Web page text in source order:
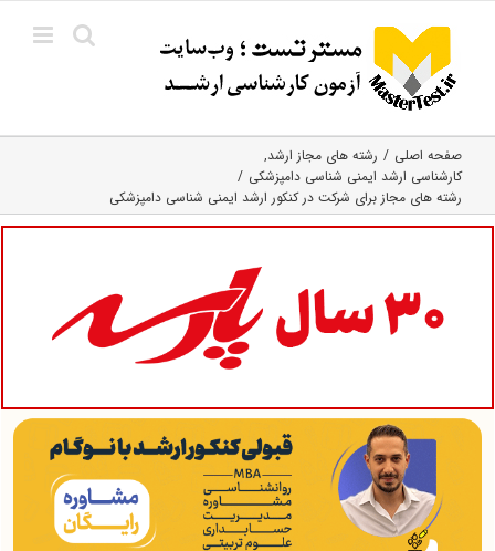
content
صفحه اصلی
رشته های مجاز ارشد
کارشناسی ارشد ایمنی‌ شناسی دامپزشکی
رشته های مجاز برای شرکت در کنکور ارشد ایمنی‌ شناسی دامپزشکی